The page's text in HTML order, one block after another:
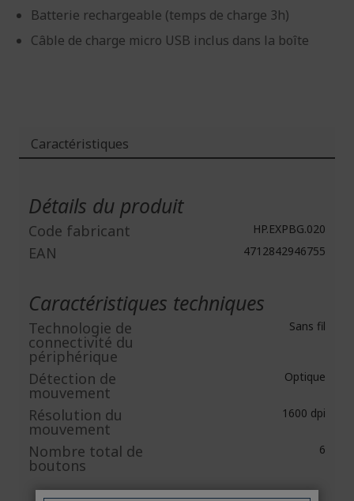
Batterie rechargeable (temps de charge 3h)
Câble de charge micro USB inclus dans la boîte
Caractéristiques
Détails du produit
Code fabricant HP.EXPBG.020
EAN 4712842946755
Caractéristiques techniques
Technologie de
connectivité du
périphérique
Sans fil
Détection de
mouvement
Optique
Résolution du
mouvement
1600 dpi
Nombre total de
boutons
6